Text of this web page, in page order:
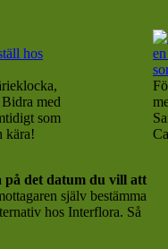
med
som
kära!
på det datum du vill att
själv bestämma
hos Interflora. Så